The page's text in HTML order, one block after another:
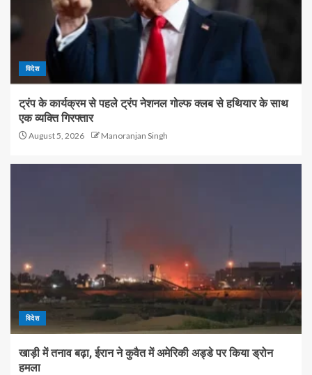
विदेश
ट्रंप के कार्यक्रम से पहले ट्रंप नेशनल गोल्फ क्लब से हथियार के साथ
एक व्यक्ति गिरफ्तार
August 5, 2026 Manoranjan Singh
विदेश
खाड़ी में तनाव बढ़ा, ईरान ने कुवैत में अमेरिकी अड्डे पर किया ड्रोन
हमला